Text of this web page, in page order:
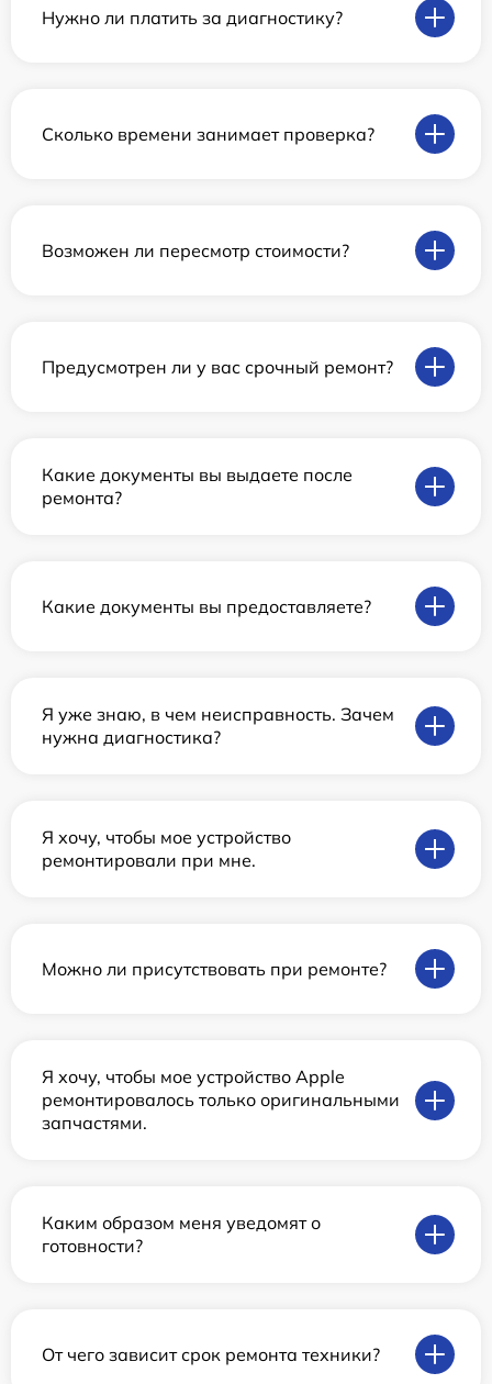
Нужно ли платить за диагностику?
Сколько времени занимает проверка?
Возможен ли пересмотр стоимости?
Предусмотрен ли у вас срочный ремонт?
Какие документы вы выдаете после
ремонта?
Какие документы вы предоставляете?
Я уже знаю, в чем неисправность. Зачем
нужна диагностика?
Я хочу, чтобы мое устройство
ремонтировали при мне.
Можно ли присутствовать при ремонте?
Я хочу, чтобы мое устройство Apple
ремонтировалось только оригинальными
запчастями.
Каким образом меня уведомят о
готовности?
От чего зависит срок ремонта техники?